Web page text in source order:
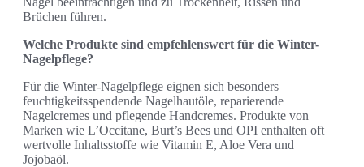
Brüchen führen.
Welche Produkte sind empfehlenswert für die Winter-
Nagelpflege?
Für die Winter-Nagelpflege eignen sich besonders
feuchtigkeitsspendende Nagelhautöle, reparierende
Nagelcremes und pflegende Handcremes. Produkte von
Marken wie L’Occitane, Burt’s Bees und OPI enthalten oft
wertvolle Inhaltsstoffe wie Vitamin E, Aloe Vera und
Jojobaöl.